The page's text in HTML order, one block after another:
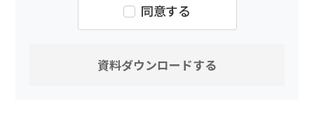
同意する